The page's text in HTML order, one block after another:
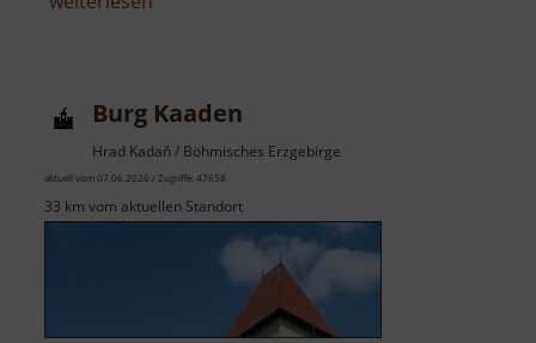
Burg Kaaden
Hrad Kadaň / Böhmisches Erzgebirge
aktuell vom 07.06.2026 / Zugriffe: 47658
33 km vom aktuellen Standort